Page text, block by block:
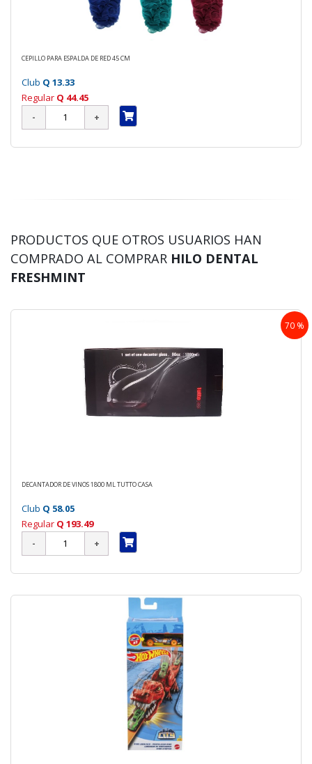
CEPILLO PARA ESPALDA DE RED 45 CM
Club Q 13.33
Regular Q 44.45
PRODUCTOS QUE OTROS USUARIOS HAN
COMPRADO AL COMPRAR HILO DENTAL
FRESHMINT
70 %
DECANTADOR DE VINOS 1800 ML TUTTO CASA
Club Q 58.05
Regular Q 193.49